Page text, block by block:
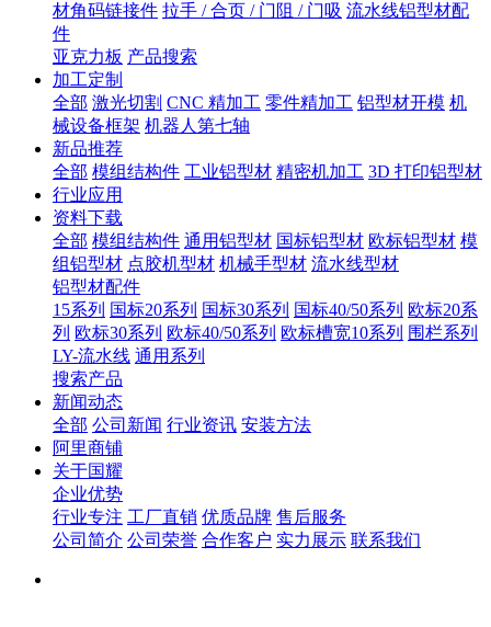
材角码链接件 拉手 / 合页 / 门阻 / 门吸 流水线铝型材配
件
亚克力板 产品搜索
加工定制
全部 激光切割 CNC 精加工 零件精加工 铝型材开模 机
械设备框架 机器人第七轴
新品推荐
全部 模组结构件 工业铝型材 精密机加工 3D 打印铝型材
行业应用
资料下载
全部 模组结构件 通用铝型材 国标铝型材 欧标铝型材 模
组铝型材 点胶机型材 机械手型材 流水线型材
铝型材配件
15系列 国标20系列 国标30系列 国标40/50系列 欧标20系
列 欧标30系列 欧标40/50系列 欧标槽宽10系列 围栏系列
LY-流水线 通用系列
搜索产品
新闻动态
全部 公司新闻 行业资讯 安装方法
阿里商铺
关于国耀
企业优势
行业专注 工厂直销 优质品牌 售后服务
公司简介 公司荣誉 合作客户 实力展示 联系我们